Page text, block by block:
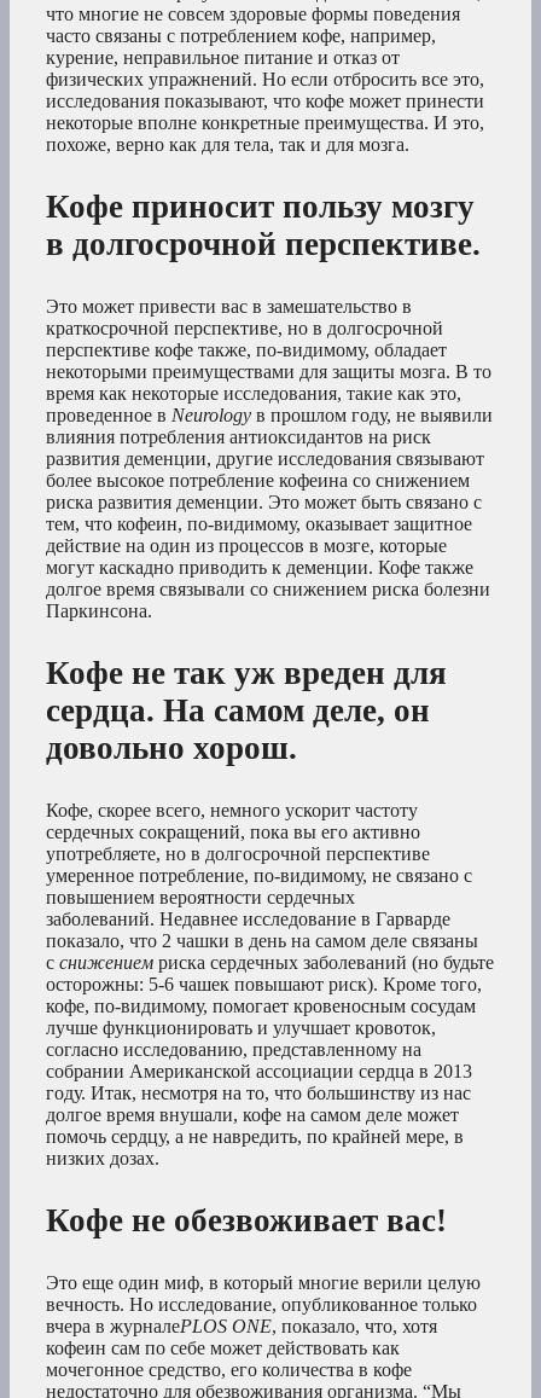
что многие не совсем здоровые формы поведения
часто связаны с потреблением кофе, например,
курение, неправильное питание и отказ от
физических упражнений. Но если отбросить все это,
исследования показывают, что кофе может принести
некоторые вполне конкретные преимущества. И это,
похоже, верно как для тела, так и для мозга.
Кофе приносит пользу мозгу
в долгосрочной перспективе.
Это может привести вас в замешательство в
краткосрочной перспективе, но в долгосрочной
перспективе кофе также, по-видимому, обладает
некоторыми преимуществами для защиты мозга. В то
время как некоторые исследования, такие как это,
проведенное в Neurology в прошлом году, не выявили
влияния потребления антиоксидантов на риск
развития деменции, другие исследования связывают
более высокое потребление кофеина со снижением
риска развития деменции. Это может быть связано с
тем, что кофеин, по-видимому, оказывает защитное
действие на один из процессов в мозге, которые
могут каскадно приводить к деменции. Кофе также
долгое время связывали со снижением риска болезни
Паркинсона.
Кофе не так уж вреден для
сердца. На самом деле, он
довольно хорош.
Кофе, скорее всего, немного ускорит частоту
сердечных сокращений, пока вы его активно
употребляете, но в долгосрочной перспективе
умеренное потребление, по-видимому, не связано с
повышением вероятности сердечных
заболеваний. Недавнее исследование в Гарварде
показало, что 2 чашки в день на самом деле связаны
с снижением риска сердечных заболеваний (но будьте
осторожны: 5-6 чашек повышают риск). Кроме того,
кофе, по-видимому, помогает кровеносным сосудам
лучше функционировать и улучшает кровоток,
согласно исследованию, представленному на
собрании Американской ассоциации сердца в 2013
году. Итак, несмотря на то, что большинству из нас
долгое время внушали, кофе на самом деле может
помочь сердцу, а не навредить, по крайней мере, в
низких дозах.
Кофе не обезвоживает вас!
Это еще один миф, в который многие верили целую
вечность. Но исследование, опубликованное только
вчера в журналеPLOS ONE, показало, что, хотя
кофеин сам по себе может действовать как
мочегонное средство, его количества в кофе
недостаточно для обезвоживания организма. “Мы